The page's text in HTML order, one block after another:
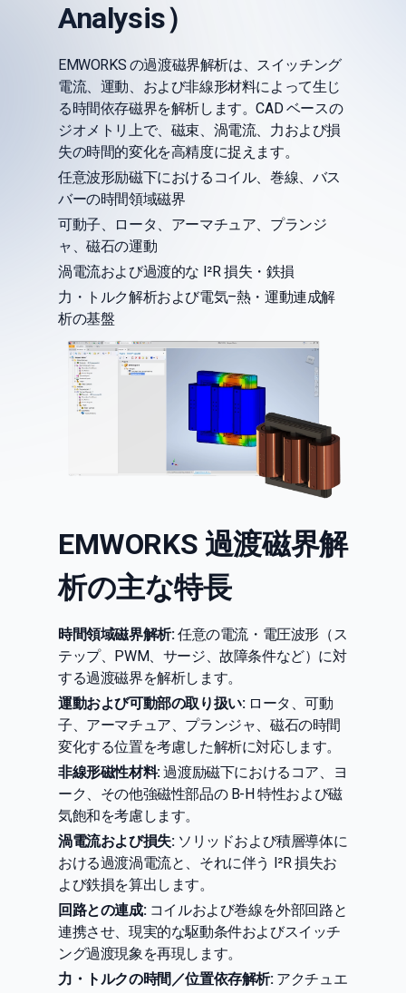
Analysis）
EMWORKS の過渡磁界解析は、スイッチング
電流、運動、および非線形材料によって生じ
る時間依存磁界を解析します。CAD ベースの
ジオメトリ上で、磁束、渦電流、力および損
失の時間的変化を高精度に捉えます。
任意波形励磁下におけるコイル、巻線、バス
バーの時間領域磁界
可動子、ロータ、アーマチュア、プランジ
ャ、磁石の運動
渦電流および過渡的な I²R 損失・鉄損
力・トルク解析および電気–熱・運動連成解
析の基盤
EMWORKS 過渡磁界解
析の主な特長
時間領域磁界解析:任意の電流・電圧波形（ス
テップ、PWM、サージ、故障条件など）に対
する過渡磁界を解析します。
運動および可動部の取り扱い: ロータ、可動
子、アーマチュア、プランジャ、磁石の時間
変化する位置を考慮した解析に対応します。
非線形磁性材料:過渡励磁下におけるコア、ヨ
ーク、その他強磁性部品の B-H 特性および磁
気飽和を考慮します。
渦電流および損失: ソリッドおよび積層導体に
おける過渡渦電流と、それに伴う I²R 損失お
よび鉄損を算出します。
回路との連成: コイルおよび巻線を外部回路と
連携させ、現実的な駆動条件およびスイッチ
ング過渡現象を再現します。
力・トルクの時間／位置依存解析: アクチュエ